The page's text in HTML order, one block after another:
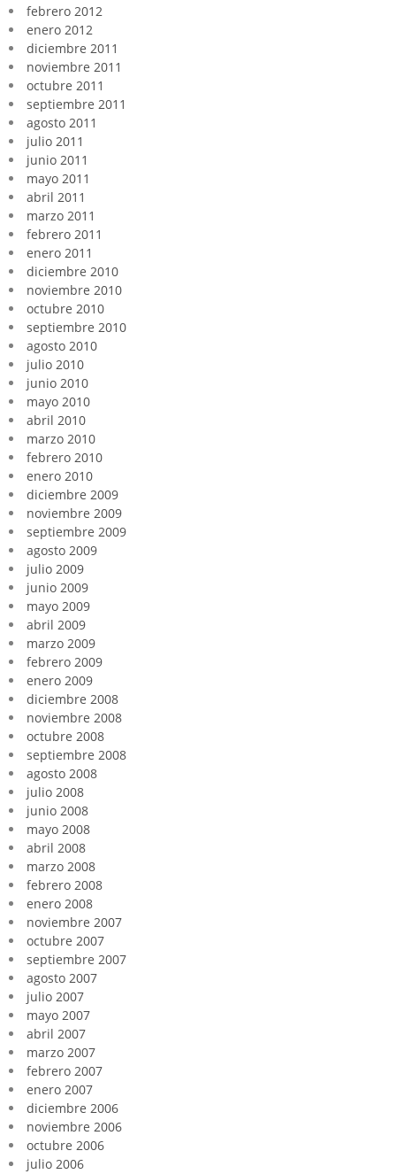
febrero 2012
enero 2012
diciembre 2011
noviembre 2011
octubre 2011
septiembre 2011
agosto 2011
julio 2011
junio 2011
mayo 2011
abril 2011
marzo 2011
febrero 2011
enero 2011
diciembre 2010
noviembre 2010
octubre 2010
septiembre 2010
agosto 2010
julio 2010
junio 2010
mayo 2010
abril 2010
marzo 2010
febrero 2010
enero 2010
diciembre 2009
noviembre 2009
septiembre 2009
agosto 2009
julio 2009
junio 2009
mayo 2009
abril 2009
marzo 2009
febrero 2009
enero 2009
diciembre 2008
noviembre 2008
octubre 2008
septiembre 2008
agosto 2008
julio 2008
junio 2008
mayo 2008
abril 2008
marzo 2008
febrero 2008
enero 2008
noviembre 2007
octubre 2007
septiembre 2007
agosto 2007
julio 2007
mayo 2007
abril 2007
marzo 2007
febrero 2007
enero 2007
diciembre 2006
noviembre 2006
octubre 2006
julio 2006